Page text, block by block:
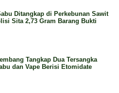
Ditangkap di Perkebunan Sawit
Sita 2,73 Gram Barang Bukti
Tangkap Dua Tersangka
dan Vape Berisi Etomidate